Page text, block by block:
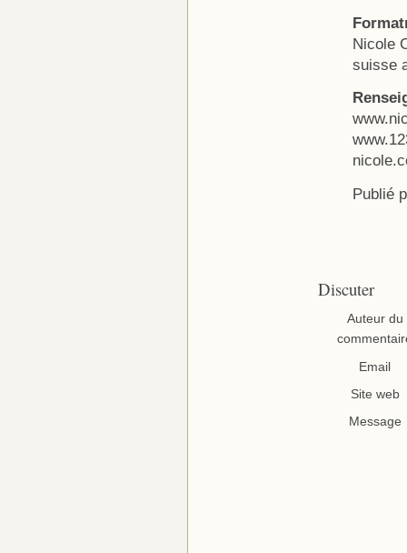
Nicole
suisse
Publié
Discuter
Auteur du
Email
Site web
Message